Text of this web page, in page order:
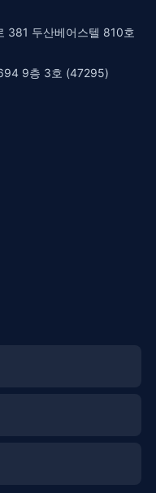
381 두산베어스텔 810호
9층 3호 (47295)